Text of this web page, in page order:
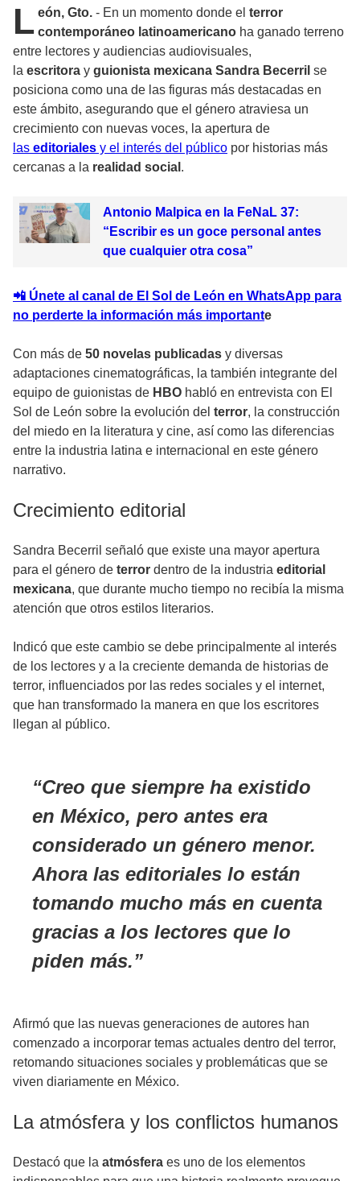
L eón, Gto. - En un momento donde el terror
contemporáneo latinoamericano ha ganado terreno
entre lectores y audiencias audiovisuales,
la escritora y guionista mexicana Sandra Becerril se
posiciona como una de las figuras más destacadas en
este ámbito, asegurando que el género atraviesa un
crecimiento con nuevas voces, la apertura de
las editoriales y el interés del público por historias más
cercanas a la realidad social .
Antonio Malpica en la FeNaL 37:
“Escribir es un goce personal antes
que cualquier otra cosa”
📲 Únete al canal de El Sol de León en WhatsApp para
no perderte la información más importante
Con más de 50 novelas publicadas y diversas
adaptaciones cinematográficas, la también integrante del
equipo de guionistas de HBO habló en entrevista con El
Sol de León sobre la evolución del terror, la construcción
del miedo en la literatura y cine, así como las diferencias
entre la industria latina e internacional en este género
narrativo.
Crecimiento editorial
Sandra Becerril señaló que existe una mayor apertura
para el género de terror dentro de la industria editorial
mexicana, que durante mucho tiempo no recibía la misma
atención que otros estilos literarios.
Indicó que este cambio se debe principalmente al interés
de los lectores y a la creciente demanda de historias de
terror, influenciados por las redes sociales y el internet,
que han transformado la manera en que los escritores
llegan al público.
Creo que siempre ha existido
en México, pero antes era
considerado un género menor.
Ahora las editoriales lo están
tomando mucho más en cuenta
gracias a los lectores que lo
piden más.
Afirmó que las nuevas generaciones de autores han
comenzado a incorporar temas actuales dentro del terror,
retomando situaciones sociales y problemáticas que se
viven diariamente en México.
La atmósfera y los conflictos humanos
Destacó que la atmósfera es uno de los elementos